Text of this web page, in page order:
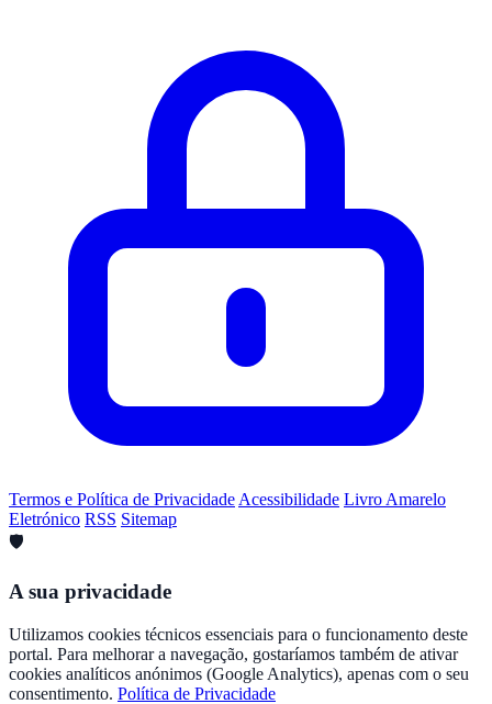
Termos e Política de Privacidade Acessibilidade Livro Amarelo
Eletrónico RSS Sitemap
🛡️
A sua privacidade
Utilizamos cookies técnicos essenciais para o funcionamento deste
portal. Para melhorar a navegação, gostaríamos também de ativar
cookies analíticos anónimos (Google Analytics), apenas com o seu
consentimento. Política de Privacidade